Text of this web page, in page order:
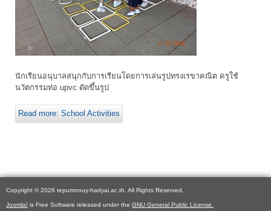
นักเรียนอนุบาลสนุกกับการเรียนโดยการเล่นรูปทรงเรขาคณิต ครูใช้
นวัตกรรมท่อ upvc ดัดขึ้นรูป
Read more: School Activities
Copyright © 2026 tepumnouy-hadyai.ac.th. All Rights Reserved.
Joomla! is Free Software released under the GNU General Public License.